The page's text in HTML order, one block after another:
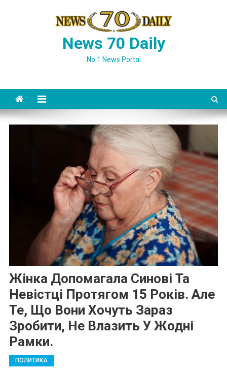
News 70 Daily
No.1 News Portal
Жінка Допомагала Синові Та
Невістці Протягом 15 Років. Але
Те, Що Вони Хочуть Зараз
Зробити, Не Влазить У Жодні
Рамки.
ПОЛИТИКА